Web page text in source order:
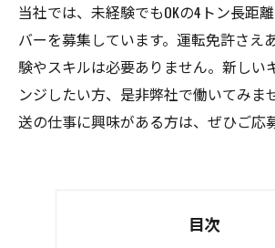
当社では、未経験でもOKの4トン長距
バーを募集しています。運転免許さえ
験やスキルは必要ありません。新しい
ンジしたい方、是非弊社で働いてみま
送の仕事に興味がある方は、ぜひご応
目次